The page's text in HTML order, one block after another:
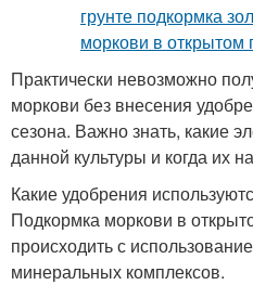
Практически невозможно
моркови без внесения
сезона. Важно знать, какие
данной культуры и когда их
Какие удобрения
Подкормка моркови в
происходить с
минеральных комплексов.